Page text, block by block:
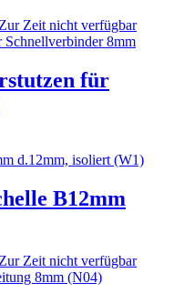
Zeit nicht verfügbar
für
B12mm
Zeit nicht verfügbar